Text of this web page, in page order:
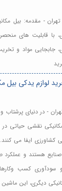
- مقدمه: بیل
با قابلیت های
جابجایی مواد و
لوازم یدکی بیل
- در دنیای پرشتاب
نقشی حیاتی در
کشاورزی ایفا می
صنایع هستند و
سودآوری کسب وکارها
دیگری، این ماشین